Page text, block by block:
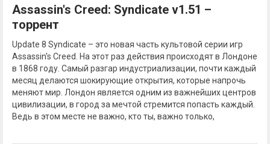
Assassin's Creed: Syndicate v1.51 –
торрент
Update 8 Syndicate – это новая часть культовой серии игр
Assassin's Creed. На этот раз действия происходят в Лондоне
в 1868 году. Самый разгар индустриализации, почти каждый
месяц делаются шокирующие открытия, которые напрочь
меняют мир. Лондон является одним из важнейших центров
цивилизации, в город за мечтой стремится попасть каждый.
Ведь в этом месте не важно, кто ты, важно только,